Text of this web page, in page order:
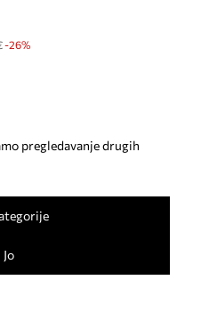
-26%
pregledavanje drugih